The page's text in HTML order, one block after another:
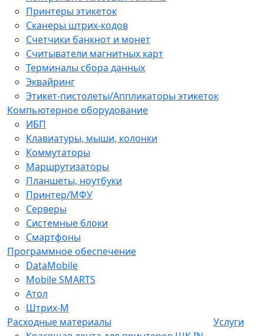
Принтеры этикеток
Сканеры штрих-кодов
Счетчики банкнот и монет
Считыватели магнитных карт
Терминалы сбора данных
Эквайринг
Этикет-пистолеты/Аппликаторы этикеток
Компьютерное оборудование
ИБП
Клавиатуры, мыши, колонки
Коммутаторы
Маршрутизаторы
Планшеты, ноутбуки
Принтер/МФУ
Серверы
Системные блоки
Смартфоны
Программное обеспечение
DataMobile
Mobile SMARTS
Атол
Штрих-М
Расходные материалы
Услуги